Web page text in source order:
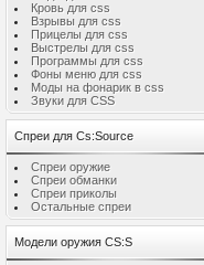
Кровь для css
Взрывы для css
Прицелы для css
Выстрелы для css
Программы для css
Фоны меню для css
Моды на фонарик в css
Звуки для CSS
Спреи для Cs:Source
Спреи оружие
Спреи обманки
Спреи приколы
Остальные спреи
Модели оружия CS:S